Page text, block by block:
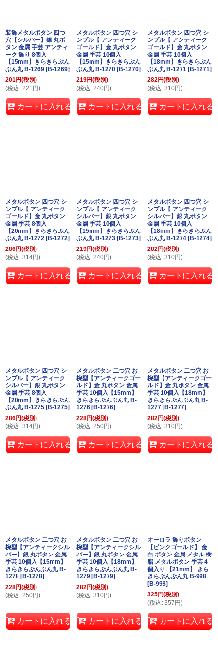
装飾メタルボタン 四つ
穴【シルバー】銀 丸ボ
タン 金属 手芸 アンティ
ーク 飾り 8個入
【15mm】きらきらぷん
ぷん丸 B-1269 [B-1269]
201円(税別)
(税込 : 221 円)
カートに入れる
メタルボタン 四つ穴 シ
ンプル【 アンティーク
ゴールド】金 丸ボタン
金属 手芸 10個入
【15mm】きらきらぷん
ぷん丸 B-1270 [B-1270]
219円(税別)
(税込 : 240円)
カートに入れる
メタルボタン 四つ穴 シ
ンプル【 アンティーク
ゴールド】金 丸ボタン
金属 手芸 10個入
【18mm】きらきらぷん
ぷん丸 B-1271 [B-1271]
282円(税別)
(税込 : 310円)
カートに入れる
メタルボタン 四つ穴 シ
ンプル【 アンティーク
ゴールド】金 丸ボタン
金属 手芸 8個入
【20mm】きらきらぷん
ぷん丸 B-1272 [B-1272]
286円(税別)
(税込 : 314円)
カートに入れる
メタルボタン 四つ穴 シ
ンプル【 アンティーク
シルバー】銀 丸ボタン
金属 手芸 10個入
【15mm】きらきらぷん
ぷん丸 B-1273 [B-1273]
219円(税別)
(税込 : 240円)
カートに入れる
メタルボタン 四つ穴 シ
ンプル【 アンティーク
シルバー】銀 丸ボタン
金属 手芸 10個入
【18mm】きらきらぷん
ぷん丸 B-1274 [B-1274]
282円(税別)
(税込 : 310円)
カートに入れる
メタルボタン 四つ穴 シ
ンプル【 アンティーク
シルバー】銀 丸ボタン
金属 手芸 8個入
【20mm】きらきらぷん
ぷん丸 B-1275 [B-1275]
286円(税別)
(税込 : 314円)
カートに入れる
メタルボタン 二つ穴 お
椀型【アンティークゴー
ルド】金 丸ボタン 金属
手芸 10個入【15mm】
きらきらぷんぷん丸 B-
1276 [B-1276]
228円(税別)
(税込 : 250円)
カートに入れる
メタルボタン 二つ穴 お
椀型【アンティークゴー
ルド】金 丸ボタン 金属
手芸 10個入【18mm】
きらきらぷんぷん丸 B-
1277 [B-1277]
282円(税別)
(税込 : 310円)
カートに入れる
メタルボタン 二つ穴 お
椀型【アンティークシル
バー】銀 丸ボタン 金属
手芸 10個入【15mm】
きらきらぷんぷん丸 B-
1278 [B-1278]
228円(税別)
(税込 : 250円)
カートに入れる
メタルボタン 二つ穴 お
椀型【アンティークシル
バー】銀 丸ボタン 金属
手芸 10個入【18mm】
きらきらぷんぷん丸 B-
1279 [B-1279]
282円(税別)
(税込 : 310円)
カートに入れる
オーロラ 飾りボタン
【ピンクゴールド】 金
白 ボタン 金属 メタル 樹
脂 メタルボタン 手芸 4
個入り 【21mm】 きら
きらぷんぷん丸 B-998
[B-998]
325円(税別)
(税込 : 357 円)
カートに入れる